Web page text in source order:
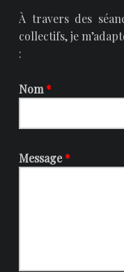
À travers des
collectifs, je
:
Nom*
Message*